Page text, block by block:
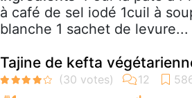
à café de sel iodé 1cuil à
blanche 1 sachet de levure...
Tajine de kefta